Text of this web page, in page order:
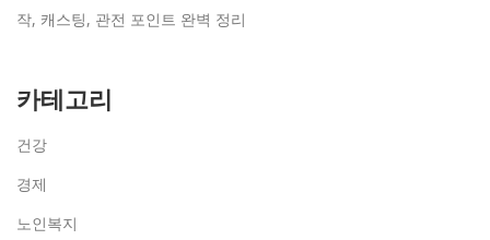
작, 캐스팅, 관전 포인트 완벽 정리
카테고리
건강
경제
노인복지